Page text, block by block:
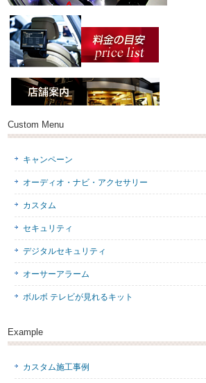
Custom Menu
キャンペーン
オーディオ・ナビ・アクセサリー
カスタム
セキュリティ
デジタルセキュリティ
オーサーアラーム
ボルボ テレビが見れるキット
Example
カスタム施工事例